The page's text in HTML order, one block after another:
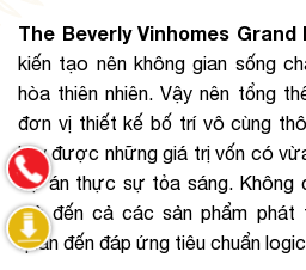
The Beverly Vinhomes Grand
kiến tạo nên không gian sống
hòa thiên nhiên. Vậy nên tổng
đơn vị thiết kế bố trí vô cùng
huy được những giá trị vốn có
dự án thực sự tỏa sáng. Không
mà đến cả các sản phẩm phát
quan đến đáp ứng tiêu chuẩn